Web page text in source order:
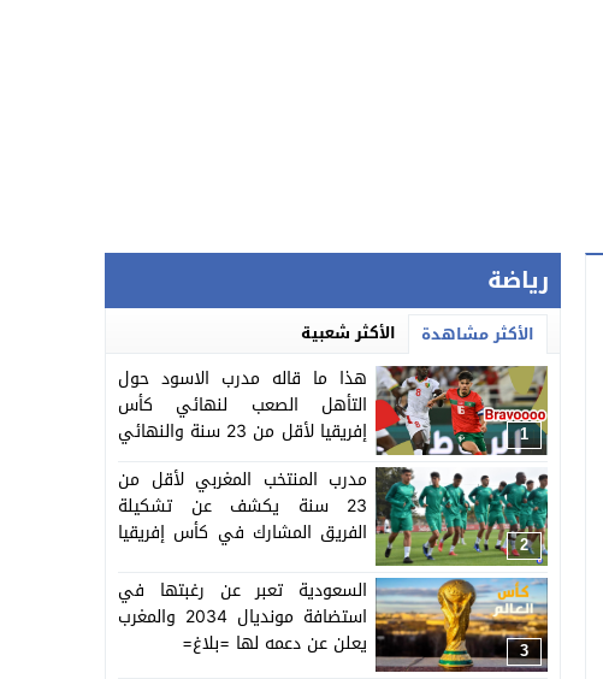
رياضة
الأكثر مشاهدة الأكثر شعبية
1
هذا ما قاله مدرب الاسود حول
التأهل الصعب لنهائي كأس
إفريقيا لأقل من 23 سنة والنهائي
2
مدرب المنتخب المغربي لأقل من
23 سنة يكشف عن تشكيلة
الفريق المشارك في كأس إفريقيا
3
السعودية تعبر عن رغبتها في
استضافة مونديال 2034 والمغرب
يعلن عن دعمه لها =بلاغ=